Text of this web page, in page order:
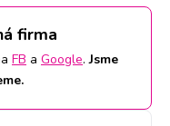
firma
FB a Google.Jsme